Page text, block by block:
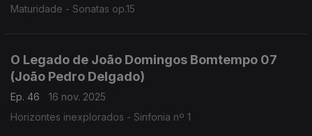
Maturidade - Sonatas op.15
O Legado de João Domingos Bomtempo 07
(João Pedro Delgado)
Ep. 46
16 nov. 2025
Horizontes inexplorados - Sinfonia nº 1